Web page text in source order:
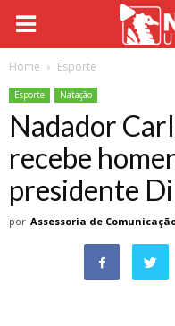
Home Esporte
Esporte Natação
Nadador
recebe
presidente
por Assessoria de